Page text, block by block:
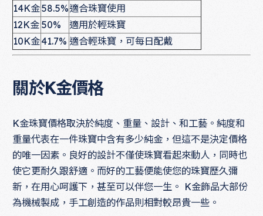
14K金58.5%適合珠寶使用
12K金 50%
適用於輕珠寶
10K金41.7% 適合輕珠寶，可每日配戴
關於K金價格
K金珠寶價格取決於純度、重量、設計、和工藝。純度和
重量代表在一件珠寶中含有多少純金，但這不是決定價格
的唯一因素。良好的設計不僅使珠寶看起來動人，同時也
使它更耐久跟舒適。而好的工藝便能使您的珠寶歷久彌
新，在用心呵護下，甚至可以伴您一生。 K金飾品大部份
為機械製成，手工創造的作品則相對較昂貴一些。